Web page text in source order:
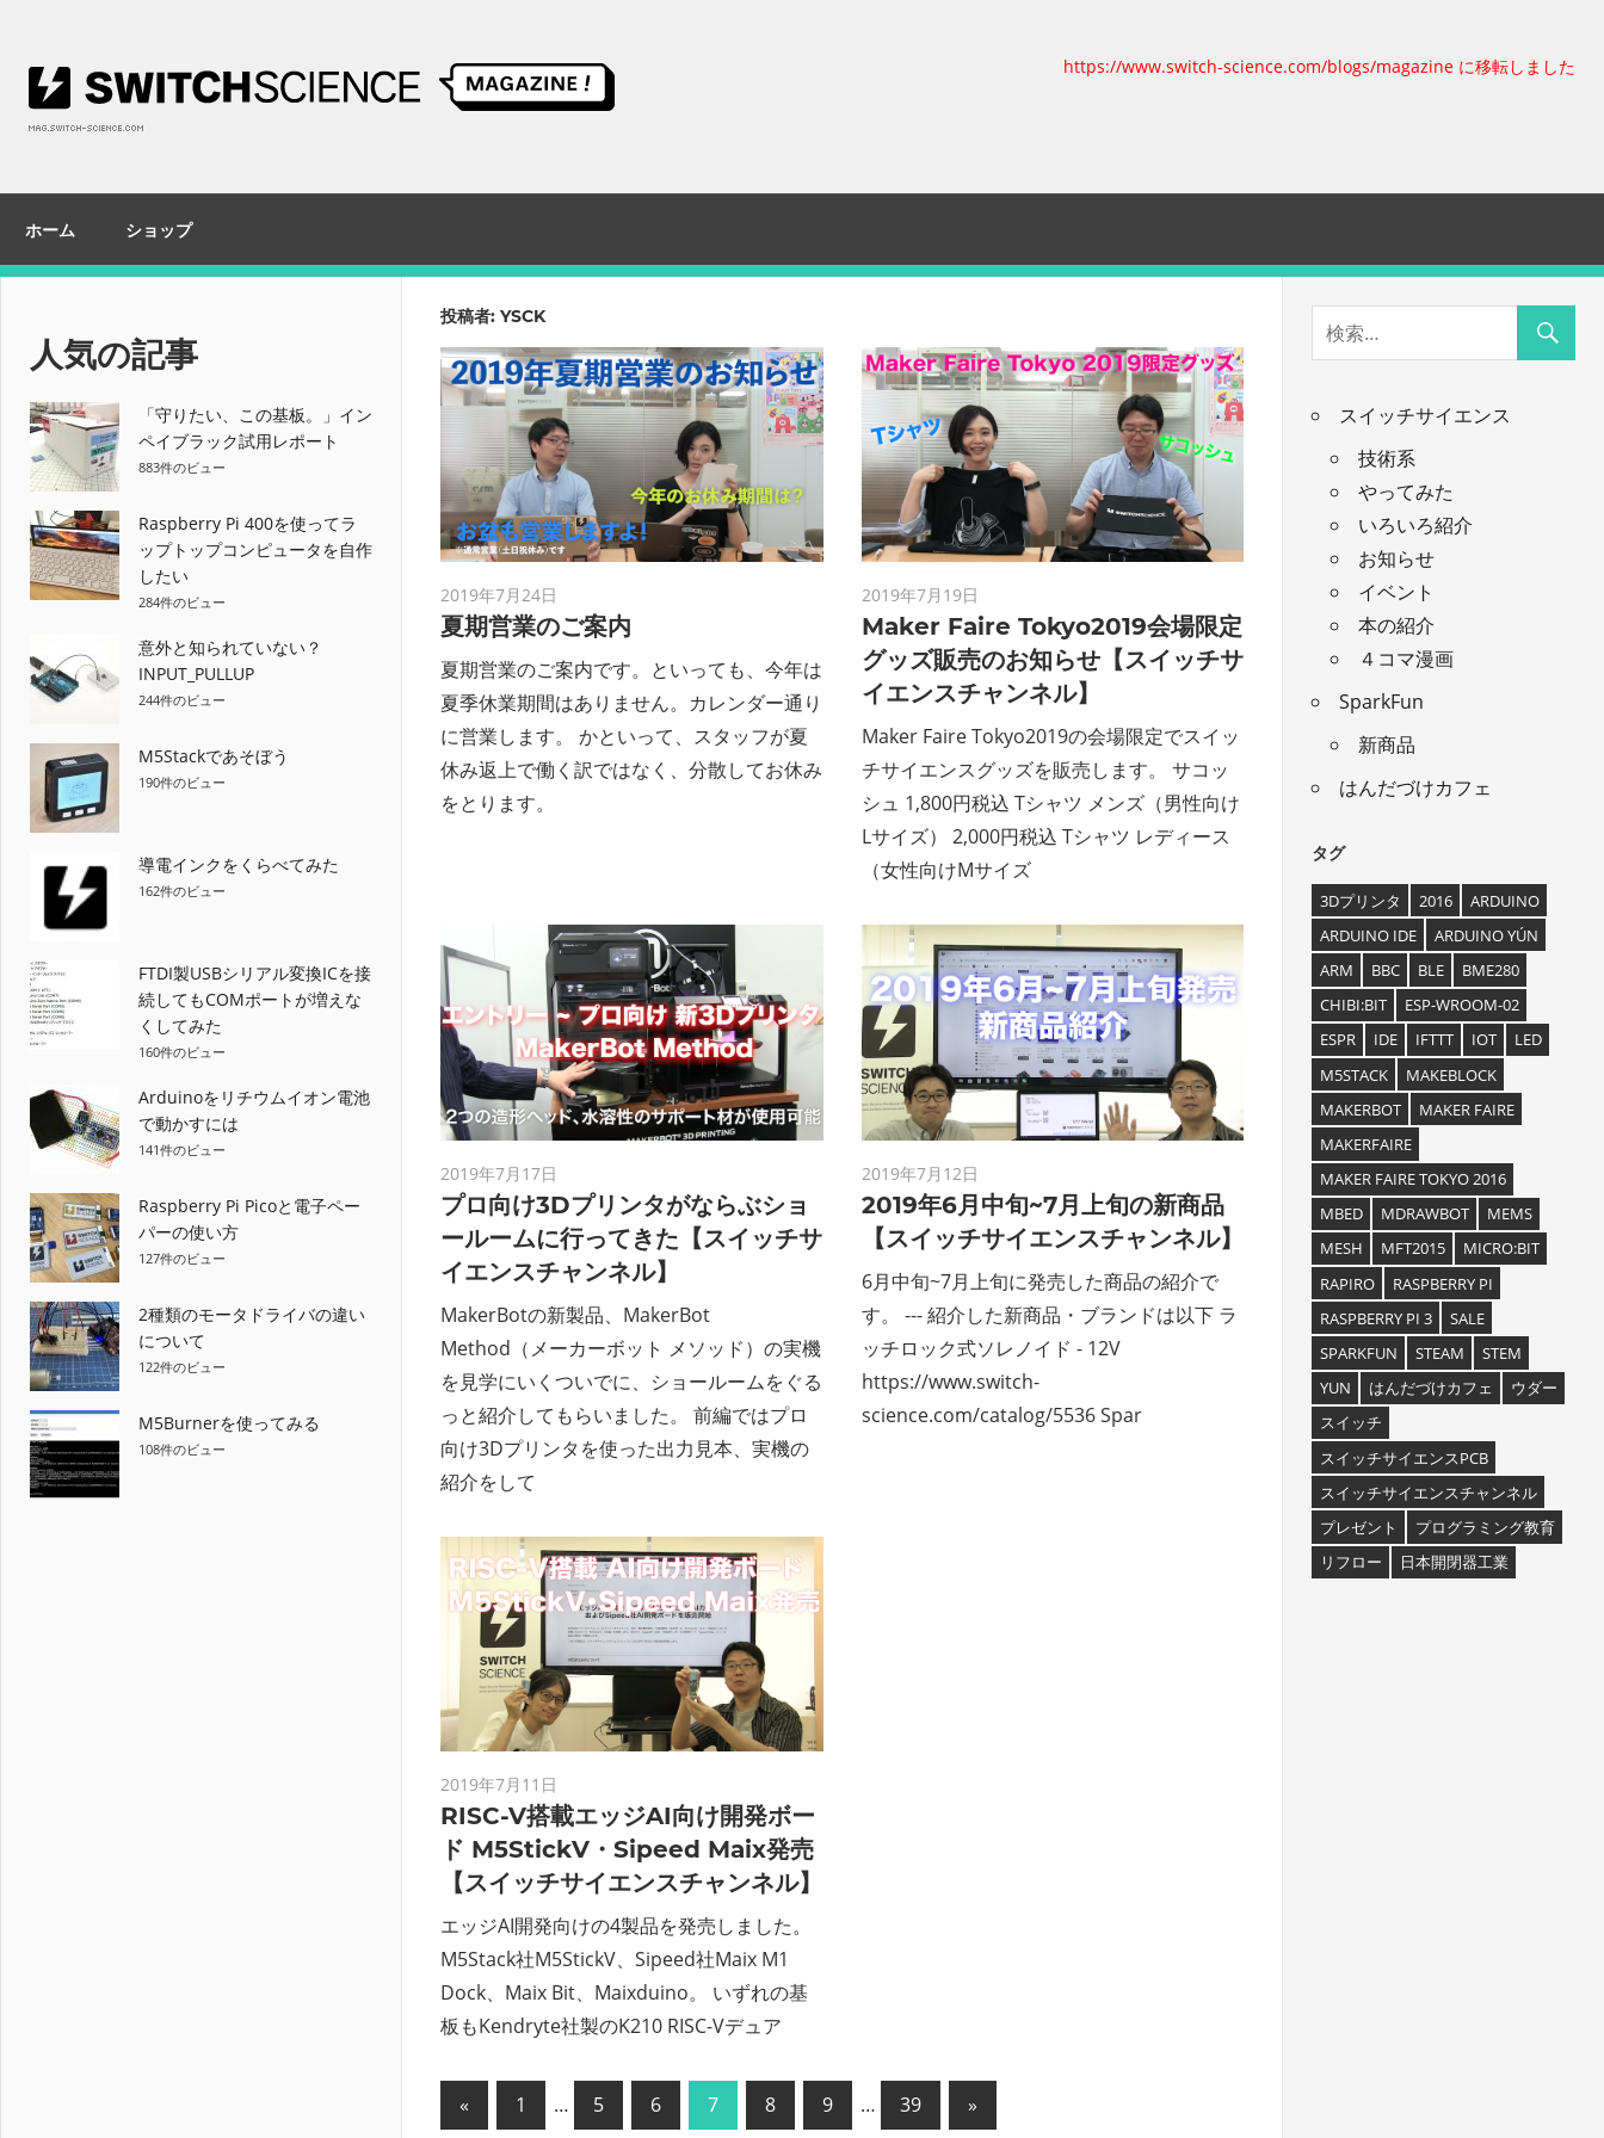
ッ
ッ
チ
サ
イ
エ
ン
マ
ガ
https://www.switch-science.com/blogs/magazine に移転しました
ホーム ショップ
投稿者: YSCK
2019年7月24日
夏期営業のご案内
夏期営業のご案内です。といっても、今年は
夏季休業期間はありません。カレンダー通り
に営業します。 かといって、スタッフが夏
休み返上で働く訳ではなく、分散してお休み
をとります。
2019年7月19日
Maker Faire Tokyo2019会場限定
グッズ販売のお知らせ【スイッチサ
イエンスチャンネル】
Maker Faire Tokyo2019の会場限定でスイッ
チサイエンスグッズを販売します。 サコッ
シュ 1,800円税込 Tシャツ メンズ（男性向け
Lサイズ） 2,000円税込 Tシャツ レディース
（女性向けMサイズ
2019年7月17日
プロ向け3Dプリンタがならぶショ
ールームに行ってきた【スイッチサ
イエンスチャンネル】
MakerBotの新製品、MakerBot
Method（メーカーボット メソッド）の実機
を見学にいくついでに、ショールームをぐる
っと紹介してもらいました。 前編ではプロ
向け3Dプリンタを使った出力見本、実機の
紹介をして
2019年7月12日
2019年6月中旬~7月上旬の新商品
【スイッチサイエンスチャンネル】
6月中旬~7月上旬に発売した商品の紹介で
す。 --- 紹介した新商品・ブランドは以下 ラ
ッチロック式ソレノイド - 12V
https://www.switch-
science.com/catalog/5536 Spar
2019年7月11日
RISC-V搭載エッジAI向け開発ボー
ド M5StickV・Sipeed Maix発売
【スイッチサイエンスチャンネル】
エッジAI開発向けの4製品を発売しました。
M5Stack社M5StickV、Sipeed社Maix M1
Dock、Maix Bit、Maixduino。 いずれの基
板もKendryte社製のK210 RISC-Vデュア
投
« 1 … 5 6 7 8 9 … 39
次
»
人気の記事
「守りたい、この基板。」イン
ペイブラック試用レポート
883件のビュー
Raspberry Pi 400を使ってラ
ップトップコンピュータを自作
したい
284件のビュー
意外と知られていない？
INPUT_PULLUP
244件のビュー
M5Stackであそぼう
190件のビュー
導電インクをくらべてみた
162件のビュー
FTDI製USBシリアル変換ICを接
続してもCOMポートが増えな
くしてみた
160件のビュー
Arduinoをリチウムイオン電池
で動かすには
141件のビュー
Raspberry Pi Picoと電子ペー
パーの使い方
127件のビュー
2種類のモータドライバの違い
について
122件のビュー
M5Burnerを使ってみる
108件のビュー
スイッチサイエンス
技術系
やってみた
いろいろ紹介
お知らせ
イベント
本の紹介
４コマ漫画
SparkFun
新商品
はんだづけカフェ
タグ
3Dプリンタ 2016
ARDUINO
ARDUINO IDE
ARDUINO YÚN
ARM
BBC BLE
BME280
CHIBI:BIT
ESP-WROOM-02
ESPR
IDE IFTTT IOT
LED
M5STACK
MAKEBLOCK
MAKERBOT
MAKER FAIRE
MAKERFAIRE
MAKER FAIRE TOKYO 2016
MBED
MDRAWBOT
MEMS
MESH
MFT2015
MICRO:BIT
RAPIRO
RASPBERRY PI
RASPBERRY PI 3
SALE
SPARKFUN
STEAM
STEM
YUN
はんだづけカフェ
ウダー
スイッチ
スイッチサイエンスPCB
スイッチサイエンスチャンネル
プレゼント
プログラミング教育
リフロー
日本開閉器工業